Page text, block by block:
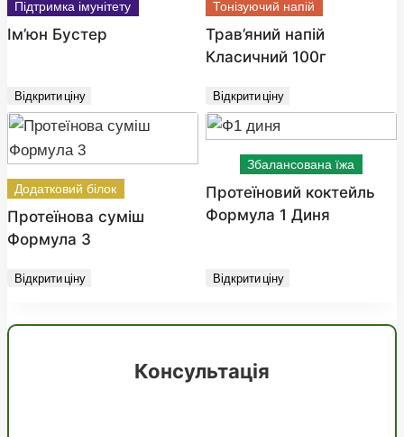
Підтримка імунітету
Ім’юн Бустер
Відкрити ціну
Тонізуючий напій
Трав’яний напій
Класичний 100г
Відкрити ціну
Додатковий білок
Протеїнова суміш
Формула 3
Відкрити ціну
Збалансована їжа
Протеїновий коктейль
Формула 1 Диня
Відкрити ціну
Консультація